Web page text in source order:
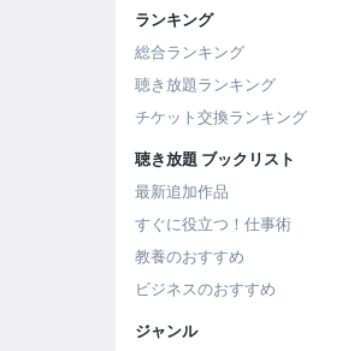
ランキング
総合ランキング
聴き放題ランキング
チケット交換ランキング
聴き放題 ブックリスト
最新追加作品
すぐに役立つ！仕事術
教養のおすすめ
ビジネスのおすすめ
ジャンル